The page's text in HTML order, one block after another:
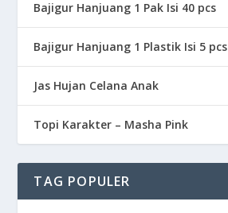
Bajigur Hanjuang 1 Pak Isi 40 pcs
Bajigur Hanjuang 1 Plastik Isi 5 pcs
Jas Hujan Celana Anak
Topi Karakter – Masha Pink
TAG POPULER